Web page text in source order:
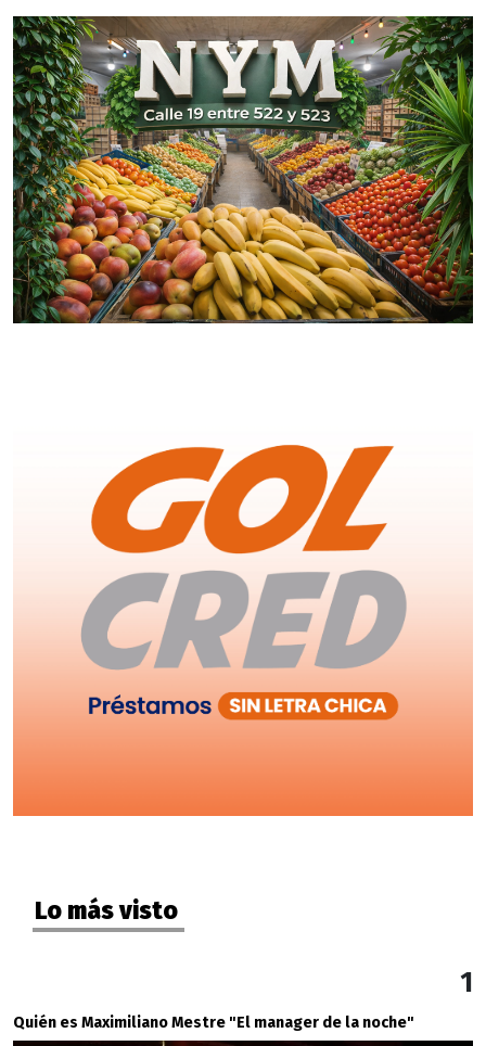
Lo más visto
1
Quién es Maximiliano Mestre "El manager de la noche"